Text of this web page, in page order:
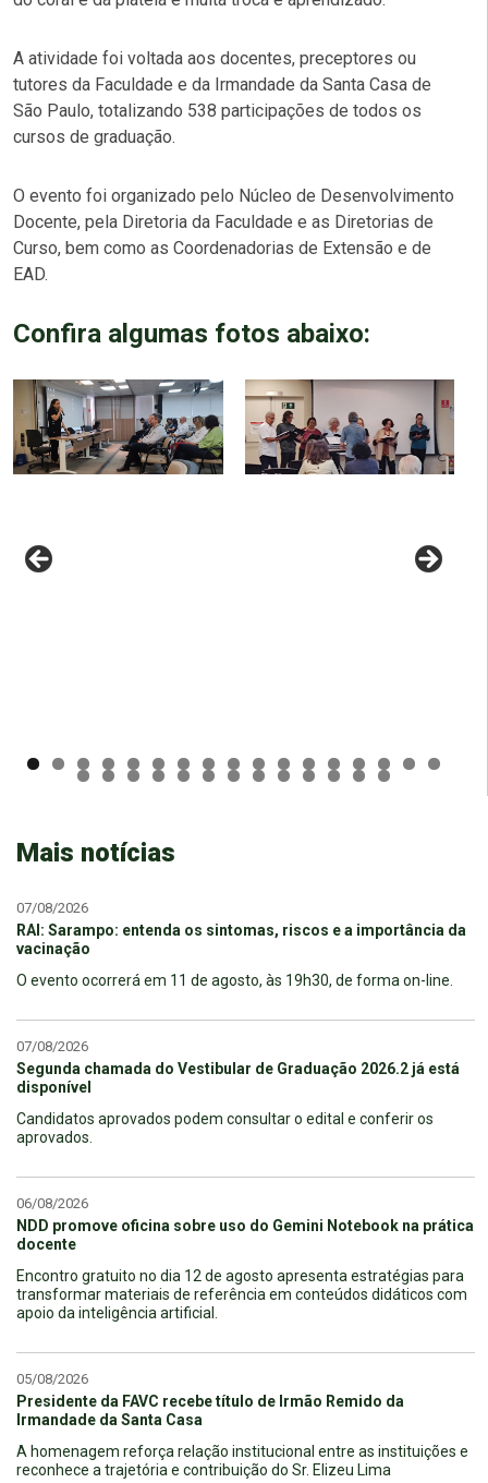
A atividade foi voltada aos docentes, preceptores ou
tutores da Faculdade e da Irmandade da Santa Casa de
São Paulo, totalizando 538 participações de todos os
cursos de graduação.
O evento foi organizado pelo Núcleo de Desenvolvimento
Docente, pela Diretoria da Faculdade e as Diretorias de
Curso, bem como as Coordenadorias de Extensão e de
EAD.
Confira algumas fotos abaixo:
Mais notícias
07/08/2026
RAI: Sarampo: entenda os sintomas, riscos e a importância da
vacinação
O evento ocorrerá em 11 de agosto, às 19h30, de forma on-line.
07/08/2026
Segunda chamada do Vestibular de Graduação 2026.2 já está
disponível
Candidatos aprovados podem consultar o edital e conferir os
aprovados.
06/08/2026
NDD promove oficina sobre uso do Gemini Notebook na prática
docente
Encontro gratuito no dia 12 de agosto apresenta estratégias para
transformar materiais de referência em conteúdos didáticos com
apoio da inteligência artificial.
05/08/2026
Presidente da FAVC recebe título de Irmão Remido da
Irmandade da Santa Casa
A homenagem reforça relação institucional entre as instituições e
reconhece a trajetória e contribuição do Sr. Elizeu Lima